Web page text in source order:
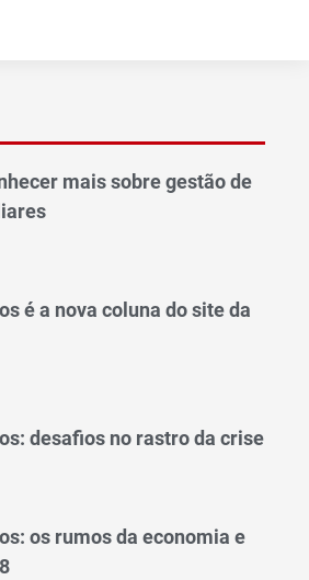
mais sobre gestão de
é a nova coluna do site da
desafios no rastro da crise
os rumos da economia e